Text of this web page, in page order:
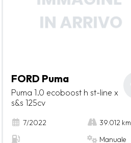
FORD Puma
Puma 1.0 ecoboost h st-line x
s&s 125cv
7/2022 39.012 km
Manuale